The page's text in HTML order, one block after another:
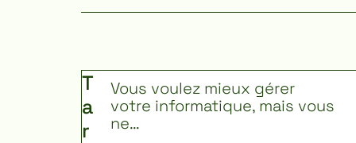
T
a
r
Vous voulez mieux gérer
votre informatique, mais vous
ne…